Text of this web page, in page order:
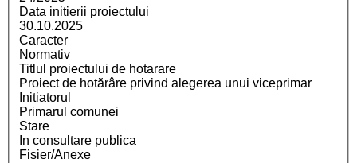
Data initierii proiectului
30.10.2025
Caracter
Normativ
Titlul proiectului de hotarare
Proiect de hotărâre privind alegerea unui viceprimar
Initiatorul
Primarul comunei
Stare
In consultare publica
Fisier/Anexe